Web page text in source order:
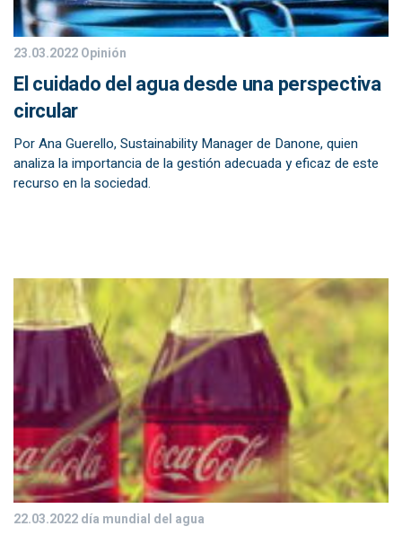
23.03.2022Opinión
El cuidado del agua desde una perspectiva
circular
Por Ana Guerello, Sustainability Manager de Danone, quien
analiza la importancia de la gestión adecuada y eficaz de este
recurso en la sociedad.
22.03.2022día mundial del agua